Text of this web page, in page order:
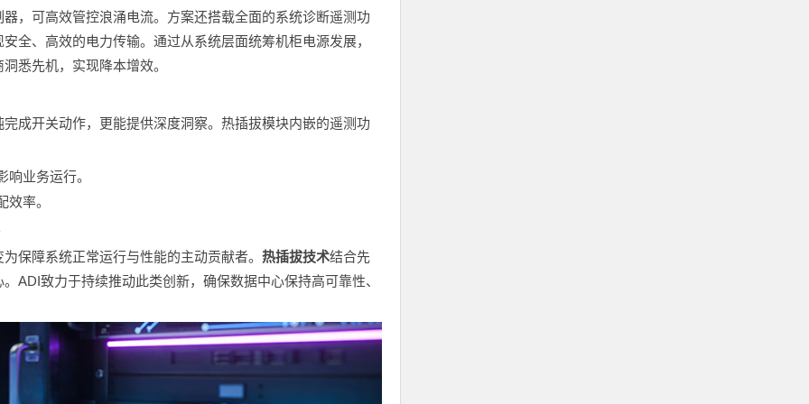
，可高效管控浪涌电流。方案还搭载全面的系统诊断遥测功
全、高效的电力传输。通过从系统层面统筹机柜电源发展，
悉先机，实现降本增效。
成开关动作，更能提供深度洞察。热插拔模块内嵌的遥测功
业务运行。
率。
保障系统正常运行与性能的主动贡献者。 热插拔技术结合先
ADI致力于持续推动此类创新，确保数据中心保持高可靠性、